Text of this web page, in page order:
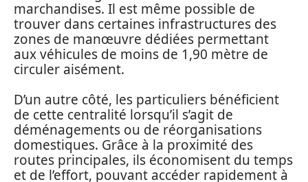
marchandises. Il est même possible de
trouver dans certaines infrastructures des
zones de manœuvre dédiées permettant
aux véhicules de moins de 1,90 mètre de
circuler aisément.
D’un autre côté, les particuliers bénéficient
de cette centralité lorsqu’il s’agit de
déménagements ou de réorganisations
domestiques. Grâce à la proximité des
routes principales, ils économisent du temps
et de l’effort, pouvant accéder rapidement à